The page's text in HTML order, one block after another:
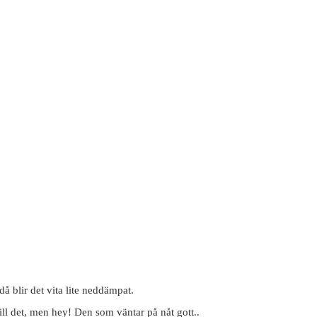
blir det vita lite neddämpat.
det, men hey! Den som väntar på nåt gott..